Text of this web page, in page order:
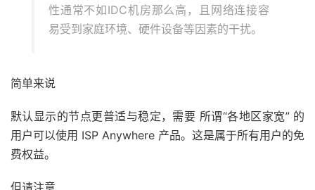
性通常不如IDC机房那么高，且网络连接容
易受到家庭环境、硬件设备等因素的干扰。
简单来说
默认显示的节点更普适与稳定，需要 所谓“各地区家宽” 的
用户可以使用 ISP Anywhere 产品。这是属于所有用户的免
费权益。
但请注意